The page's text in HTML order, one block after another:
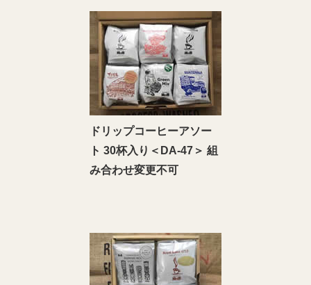
ドリップコーヒーアソー
ト 30杯入り＜DA-47＞ 組
み合わせ変更不可